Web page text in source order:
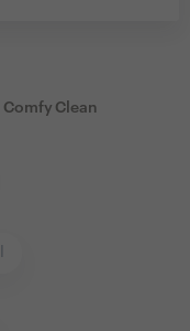
Comfy Clean